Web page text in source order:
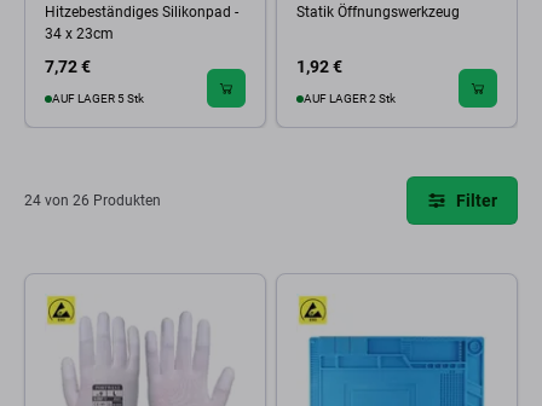
Hitzebeständiges Silikonpad -
34 x 23cm
7,72 €
AUF LAGER 5 Stk
Statik Öffnungswerkzeug
1,92 €
AUF LAGER 2 Stk
24 von 26 Produkten Filter